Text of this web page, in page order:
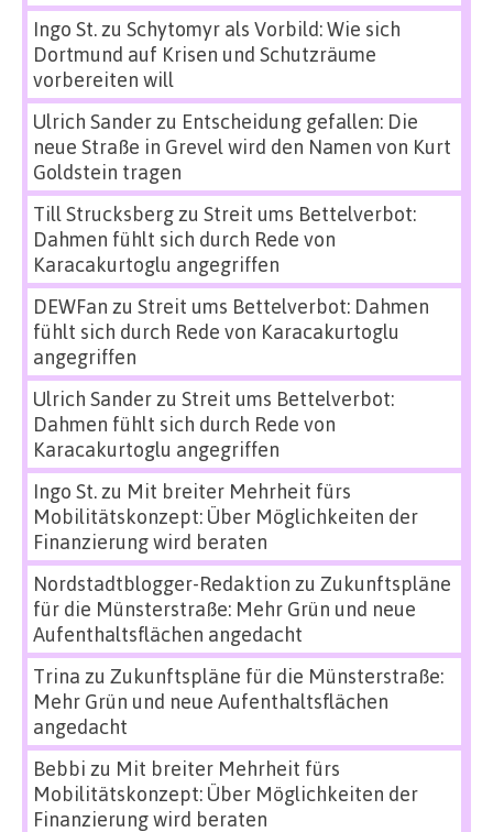
Ingo St.zu Schytomyr als Vorbild: Wie sich
Dortmund auf Krisen und Schutzräume
vorbereiten will
Ulrich Sanderzu Entscheidung gefallen: Die
neue Straße in Grevel wird den Namen von Kurt
Goldstein tragen
Till Strucksbergzu Streit ums Bettelverbot:
Dahmen fühlt sich durch Rede von
Karacakurtoglu angegriffen
DEWFan zu Streit ums Bettelverbot: Dahmen
fühlt sich durch Rede von Karacakurtoglu
angegriffen
Ulrich Sanderzu Streit ums Bettelverbot:
Dahmen fühlt sich durch Rede von
Karacakurtoglu angegriffen
Ingo St.zu Mit breiter Mehrheit fürs
Mobilitätskonzept: Über Möglichkeiten der
Finanzierung wird beraten
Nordstadtblogger-Redaktion zu Zukunftspläne
für die Münsterstraße: Mehr Grün und neue
Aufenthaltsflächen angedacht
Trina zu Zukunftspläne für die Münsterstraße:
Mehr Grün und neue Aufenthaltsflächen
angedacht
Bebbi zu Mit breiter Mehrheit fürs
Mobilitätskonzept: Über Möglichkeiten der
Finanzierung wird beraten